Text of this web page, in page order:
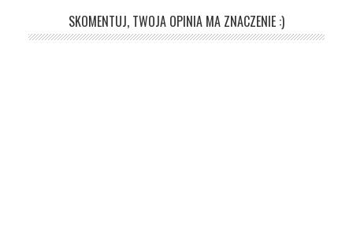
SKOMENTUJ, TWOJA OPINIA MA ZNACZENIE :)